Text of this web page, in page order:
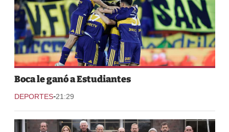
Boca le ganó a Estudiantes
DEPORTES-21:29